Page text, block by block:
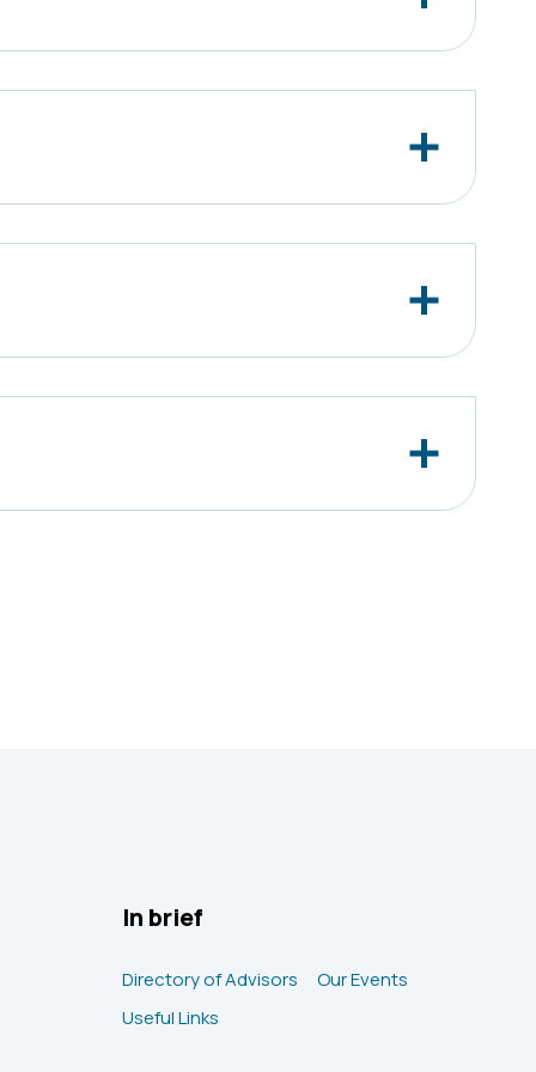
In brief
Directory of Advisors
Our Events
Useful Links